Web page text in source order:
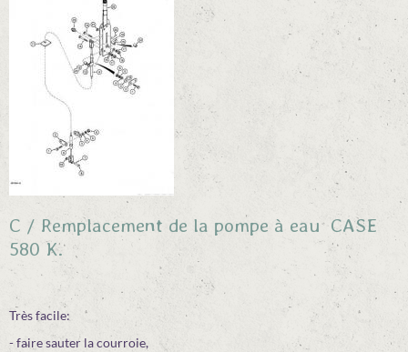
C / Remplacement de la pompe à eau CASE
580 K.
Très facile:
- faire sauter la courroie,